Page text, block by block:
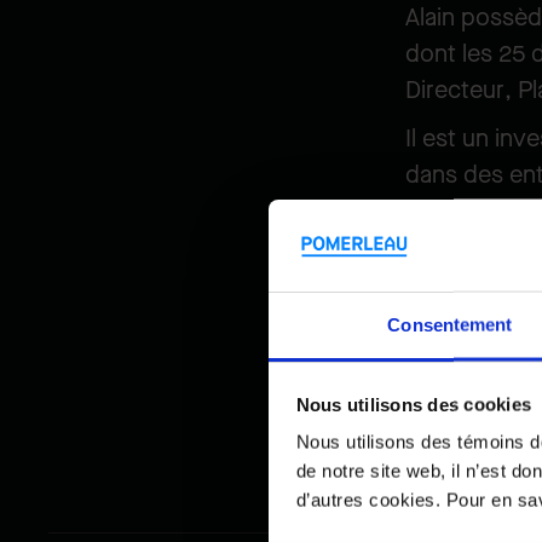
Consentement
Nous utilisons des cookies
Nous utilisons des témoins
de notre site web, il n’est
d’autres cookies. Pour en
Alain
dont les 25
Directeur,
Il est un
dans des
Il a
HEC
agréés du